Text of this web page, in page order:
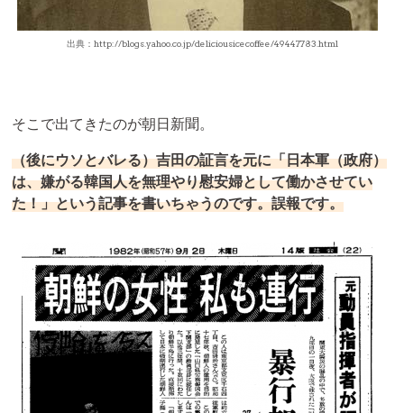
出典：http://blogs.yahoo.co.jp/deliciousicecoffee/49447783.html
そこで出てきたのが朝日新聞。
（後にウソとバレる）吉田の証言を元に「日本軍（政府）
は、嫌がる韓国人を無理やり慰安婦として働かさせてい
た！」という記事を書いちゃうのです。誤報です。